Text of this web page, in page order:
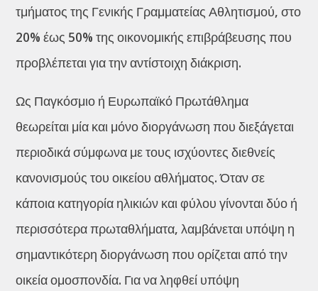
τμήματος της Γενικής Γραμματείας Αθλητισμού, στο
20% έως 50% της οικονομικής επιβράβευσης που
προβλέπεται για την αντίστοιχη διάκριση.
Ως Παγκόσμιο ή Ευρωπαϊκό Πρωτάθλημα
θεωρείται μία και μόνο διοργάνωση που διεξάγεται
περιοδικά σύμφωνα με τους ισχύοντες διεθνείς
κανονισμούς του οικείου αθλήματος. Όταν σε
κάποια κατηγορία ηλικιών και φύλου γίνονται δύο ή
περισσότερα πρωταθλήματα, λαμβάνεται υπόψη η
σημαντικότερη διοργάνωση που ορίζεται από την
οικεία ομοσπονδία. Για να ληφθεί υπόψη